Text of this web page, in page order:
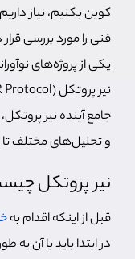
کوین بکنیم، نیاز
فنی را مورد بررسی
یکی از پروژه‌های
جامع آینده نیر
و تحلیل‌های مختلف تا سال ۲۰۳۰
نیر پروتکل
قبل از اینکه اقدام به
در ابتدا باید با آن